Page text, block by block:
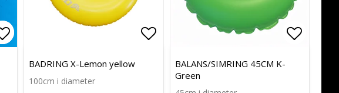
Lägg till i favoritlistan
Lägg till i favoritlistan Lägg till i favoritlistan
BADRING X-Lemon yellow
100cm i diameter
BALANS/SIMRING 45CM K-
Green